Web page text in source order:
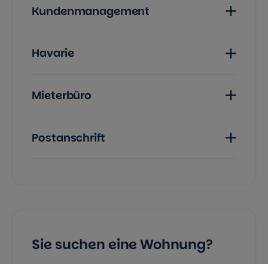
Kundenmanagement
Havarie
Mieterbüro
Postanschrift
Sie suchen eine Wohnung?